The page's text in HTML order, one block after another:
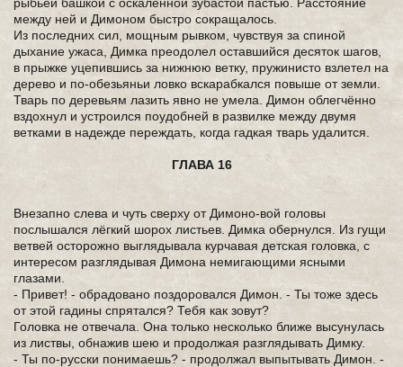
между ней и Димоном быстро сокращалось.
Из последних сил, мощным рывком, чувствуя за спиной
дыхание ужаса, Димка преодолел оставшийся десяток шагов,
в прыжке уцепившись за нижнюю ветку, пружинисто взлетел на
дерево и по-обезьяньи ловко вскарабкался повыше от земли.
Тварь по деревьям лазить явно не умела. Димон облегчённо
вздохнул и устроился поудобней в развилке между двумя
ветками в надежде переждать, когда гадкая тварь удалится.
ГЛАВА 16
Внезапно слева и чуть сверху от Димоно-вой головы
послышался лёгкий шорох листьев. Димка обернулся. Из гущи
ветвей осторожно выглядывала курчавая детская головка, с
интересом разглядывая Димона немигающими ясными
глазами.
- Привет! - обрадовано поздоровался Димон. - Ты тоже здесь
от этой гадины спрятался? Тебя как зовут?
Головка не отвечала. Она только несколько ближе высунулась
из листвы, обнажив шею и продолжая разглядывать Димку.
- Ты по-русски понимаешь? - продолжал выпытывать Димон. -